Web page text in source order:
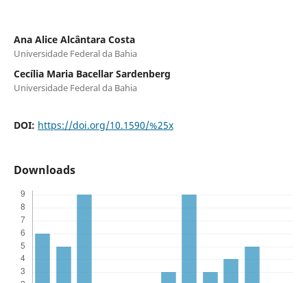
Ana Alice Alcântara Costa
Universidade Federal da Bahia
Cecília Maria Bacellar Sardenberg
Universidade Federal da Bahia
DOI: https://doi.org/10.1590/%25x
Downloads